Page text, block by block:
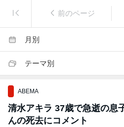
前のページ
月別
テーマ別
ABEMA
清水アキラ 37歳で急逝の息
んの死去にコメント